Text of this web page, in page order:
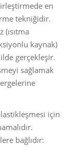
en
tekniğidir.
kaynak)
gerçekleşir.
sağlamak
için
bağlıdır: